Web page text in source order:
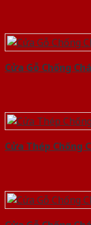
Cửa Gỗ Chống
Cửa Thép Chống